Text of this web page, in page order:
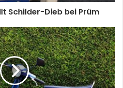
Schilder-Dieb bei Prüm